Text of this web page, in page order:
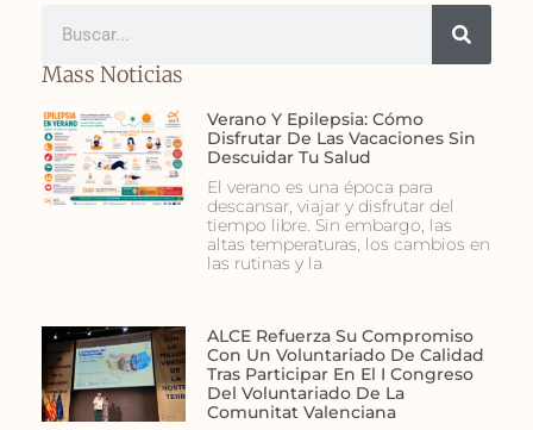
Mass Noticias
Verano Y Epilepsia: Cómo
Disfrutar De Las Vacaciones Sin
Descuidar Tu Salud
El verano es una época para
descansar, viajar y disfrutar del
tiempo libre. Sin embargo, las
altas temperaturas, los cambios en
las rutinas y la
ALCE Refuerza Su Compromiso
Con Un Voluntariado De Calidad
Tras Participar En El I Congreso
Del Voluntariado De La
Comunitat Valenciana